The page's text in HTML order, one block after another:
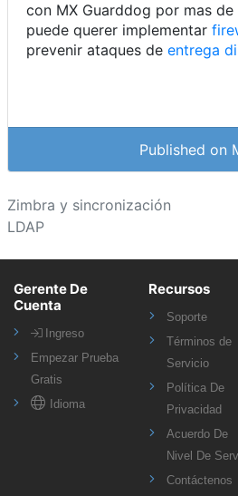
con MX Guarddog por mas
puede querer implementar
prevenir ataques de entrega
Published on
Zimbra y sincronización
LDAP
Gerente De
Cuenta
Ingreso
Empezar Prueba
Gratis
Idioma
Recursos
Soporte
Términos de
Servicio
Política De
Privacidad
Acuerdo De
Nivel De
Contáctenos